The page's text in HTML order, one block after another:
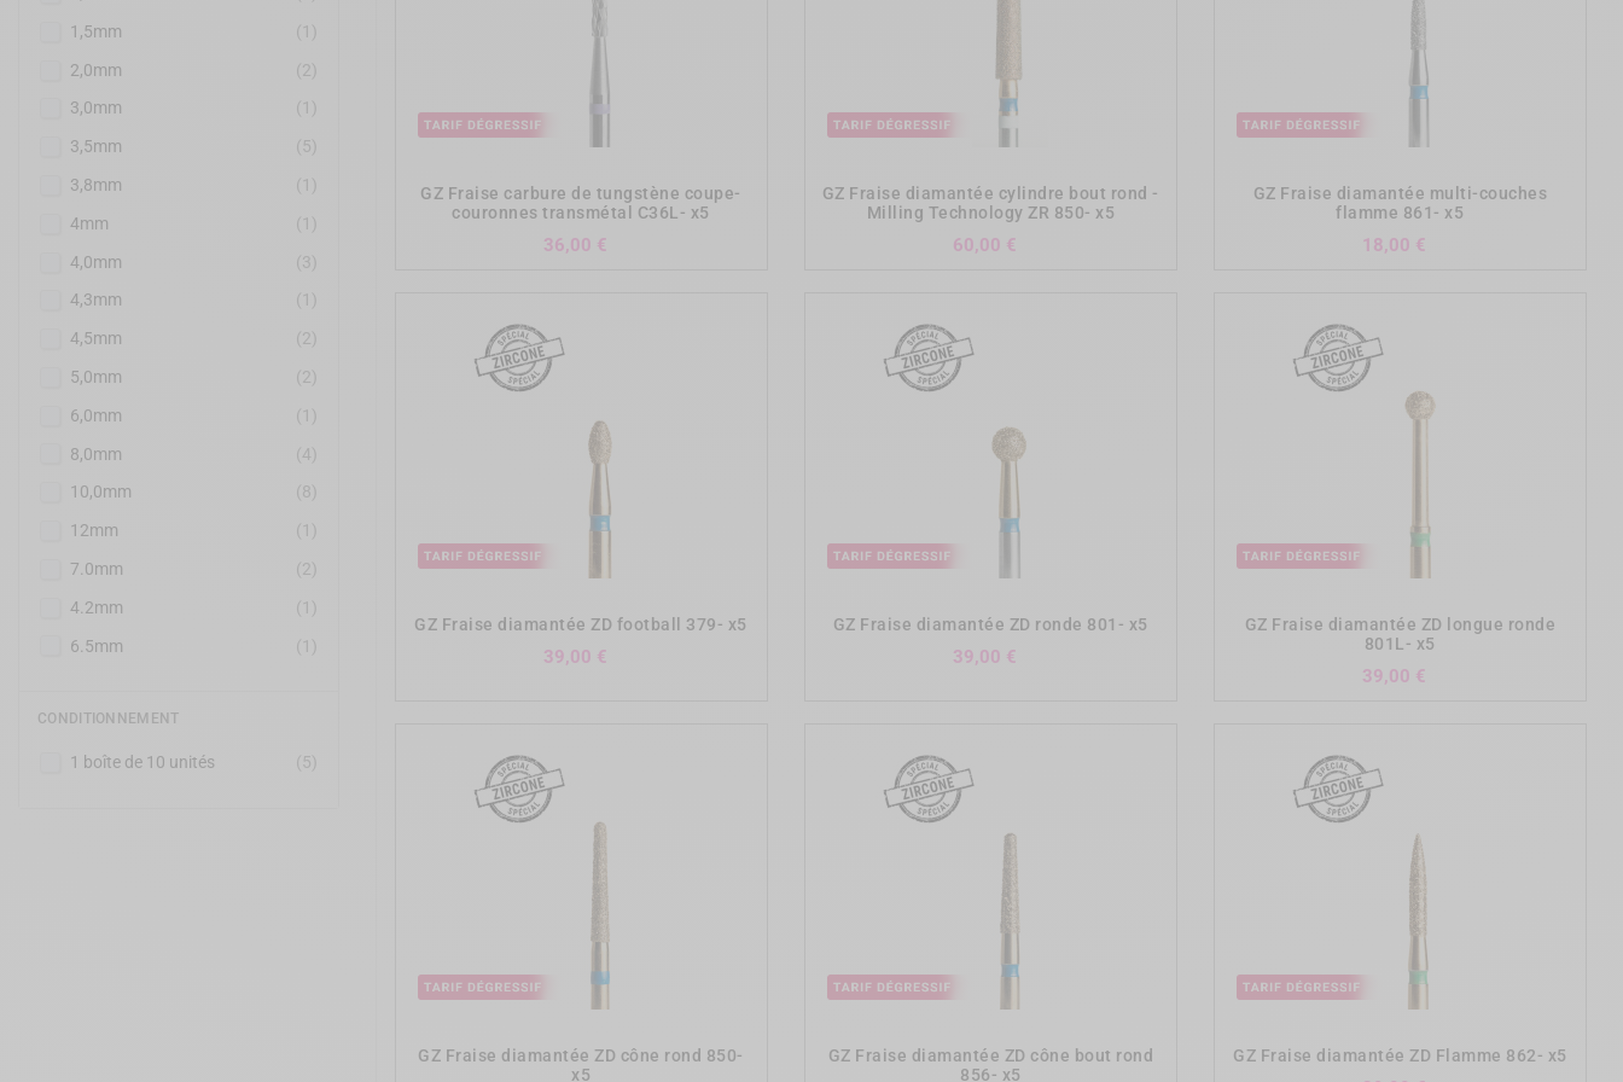
1,5mm
(1)
2,0mm
(2)
3,0mm
(1)
3,5mm
(5)
3,8mm
(1)
4mm
(1)
4,0mm
(3)
4,3mm
(1)
4,5mm
(2)
5,0mm
(2)
6,0mm
(1)
8,0mm
(4)
10,0mm
(8)
12mm
(1)
7.0mm
(2)
4.2mm
(1)
6.5mm
(1)
CONDITIONNEMENT
1 boîte de 10 unités (5)
GZ Fraise carbure de tungstène coupe-
couronnes transmétal C36L- x5
36,00 €
add_shopping_cart
GZ Fraise diamantée cylindre bout rond -
Milling Technology ZR 850- x5
60,00 €
GZ Fraise diamantée multi-couches
flamme 861- x5
18,00 €
GZ Fraise diamantée ZD football 379- x5
39,00 €
GZ Fraise diamantée ZD ronde 801- x5
39,00 €
GZ Fraise diamantée ZD longue ronde
801L- x5
39,00 €
GZ Fraise diamantée ZD cône rond 850-
x5
GZ Fraise diamantée ZD cône bout rond
856- x5
GZ Fraise diamantée ZD Flamme 862- x5